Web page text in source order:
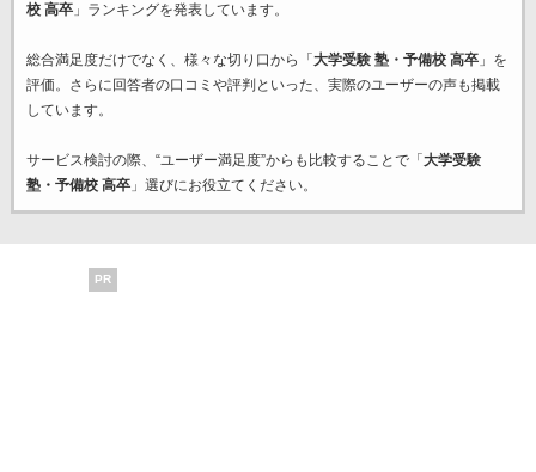
校 高卒」ランキングを発表しています。
総合満足度だけでなく、様々な切り口から「 大学受験 塾・予備校 高卒」を
評価。さらに回答者の口コミや評判といった、実際のユーザーの声も掲載
しています。
サービス検討の際、“ユーザー満足度”からも比較することで「 大学受験
塾・予備校 高卒」選びにお役立てください。
PR